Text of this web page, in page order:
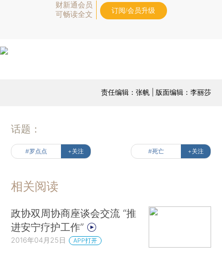
财新通会员
可畅读全文
订阅/会员升级
责任编辑：张帆 | 版面编辑：李丽莎
话题：
#罗点点 +关注 #死亡 +关注
相关阅读
政协双周协商座谈会交流 “推
进安宁疗护工作”
2016年04月25日 APP打开